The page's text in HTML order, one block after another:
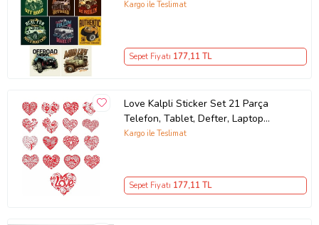
Sticker
Kargo ile Teslimat
Sepet Fiyatı 177,11 TL
Love Kalpli Sticker Set 21 Parça
Telefon, Tablet, Defter, Laptop
Sticker
Kargo ile Teslimat
Sepet Fiyatı 177,11 TL